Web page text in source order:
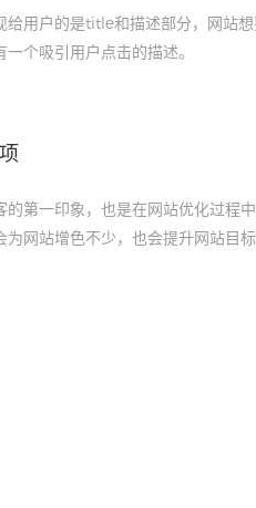
给用户的是title和描述部分，网站
个吸引用户点击的描述。
第一印象，也是在网站优化过程
网站增色不少，也会提升网站目